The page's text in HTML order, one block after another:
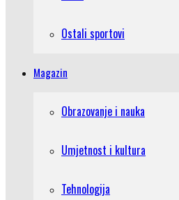
Ostali sportovi
Magazin
Obrazovanje i nauka
Umjetnost i kultura
Tehnologija